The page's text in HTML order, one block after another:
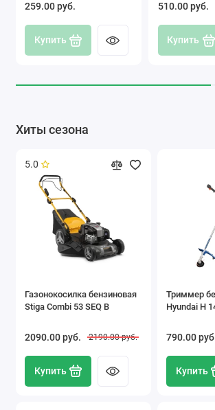
259.00 pуб.
Купить
510.00 pуб.
Купить
Хиты сезона
5.0
Газонокосилка бензиновая
Stiga Combi 53 SEQ B
2090.00 pуб. 2190.00 pуб.
Купить
Триммер
Hyundai H
790.00
Купить